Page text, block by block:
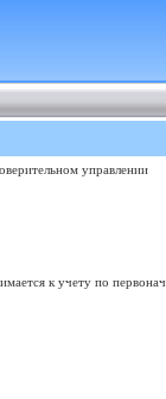
управлении
к учету по